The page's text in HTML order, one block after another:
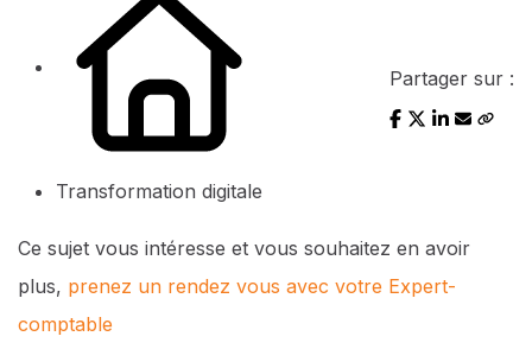
Transformation digitale
Partager sur :
Ce sujet vous intéresse et vous souhaitez en avoir
plus, prenez un rendez vous avec votre Expert-
comptable